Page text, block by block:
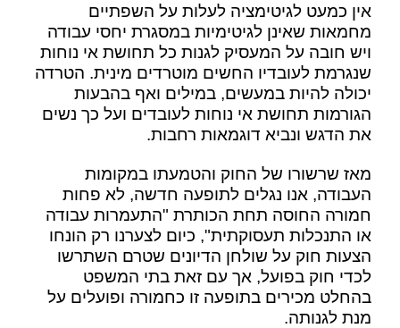
אין כמעט לגיטימציה לעלות על השפתיים
מחמאות שאינן לגיטימיות במסגרת יחסי עבודה
ויש חובה על המעסיק לגנות כל תחושת אי נוחות
שנגרמת לעובדיו החשים מוטרדים מינית. הטרדה
יכולה להיות במעשים, במילים ואף בהבעות
הגורמות תחושת אי נוחות לעובדים ועל כך נשים
את הדגש ונביא דוגמאות רחבות.
מאז שרשורו של החוק והטמעתו במקומות
העבודה, אנו נגלים לתופעה חדשה, לא פחות
חמורה החוסה תחת הכותרת "התעמרות עבודה
או התנכלות תעסוקתית", כיום לצערנו רק הונחו
הצעות חוק על שולחן הדיונים שטרם השתרשו
לכדי חוק בפועל, אך עם זאת בתי המשפט
בהחלט מכירים בתופעה זו כחמורה ופועלים על
מנת לגנותה.